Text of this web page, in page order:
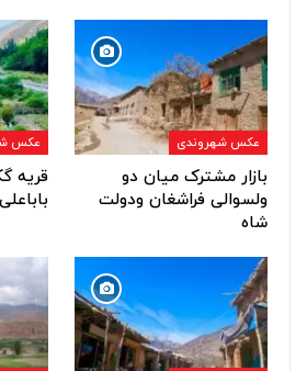
عکس شهروندی
بازار مشترک میان دو
ولسوالی فراشغان ودولت
شاه
عکس
قریه